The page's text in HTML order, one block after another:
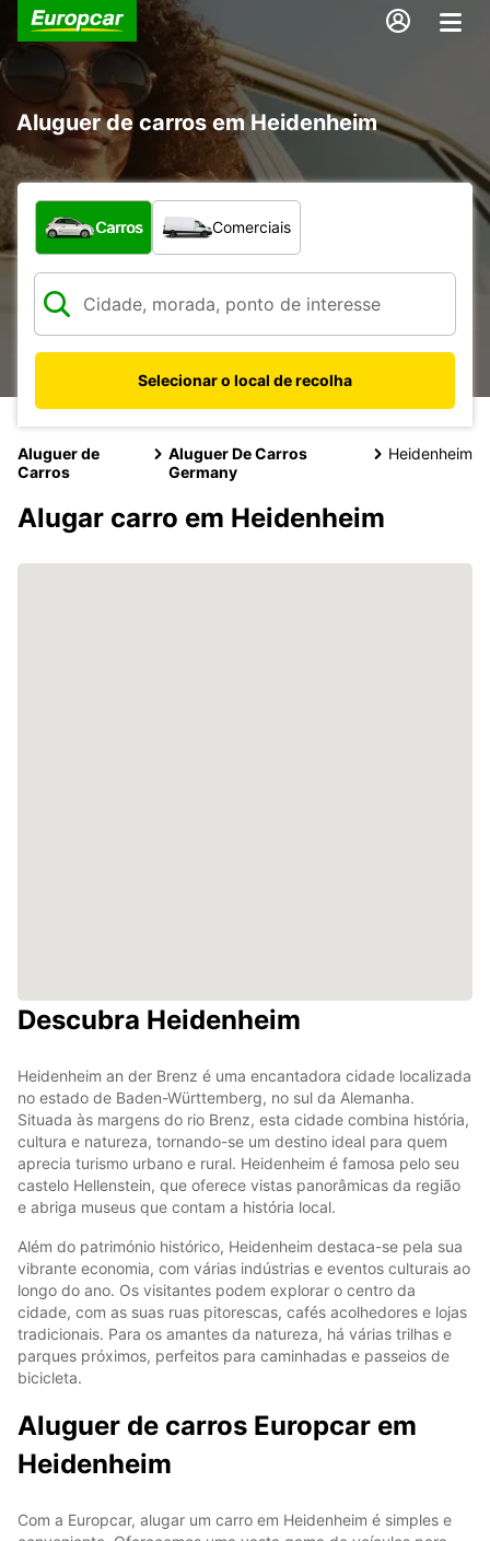
Aluguer de carros em Heidenheim
Que tipo de veículo pretende?
Carros Comerciais
Selecionar o local de recolha
Aluguer de
Carros
Aluguer De Carros
Germany
Heidenheim
Alugar carro em Heidenheim
Descubra Heidenheim
Heidenheim an der Brenz é uma encantadora cidade localizada
no estado de Baden-Württemberg, no sul da Alemanha.
Situada às margens do rio Brenz, esta cidade combina história,
cultura e natureza, tornando-se um destino ideal para quem
aprecia turismo urbano e rural. Heidenheim é famosa pelo seu
castelo Hellenstein, que oferece vistas panorâmicas da região
e abriga museus que contam a história local.
Além do património histórico, Heidenheim destaca-se pela sua
vibrante economia, com várias indústrias e eventos culturais ao
longo do ano. Os visitantes podem explorar o centro da
cidade, com as suas ruas pitorescas, cafés acolhedores e lojas
tradicionais. Para os amantes da natureza, há várias trilhas e
parques próximos, perfeitos para caminhadas e passeios de
bicicleta.
Aluguer de carros Europcar em
Heidenheim
Com a Europcar, alugar um carro em Heidenheim é simples e